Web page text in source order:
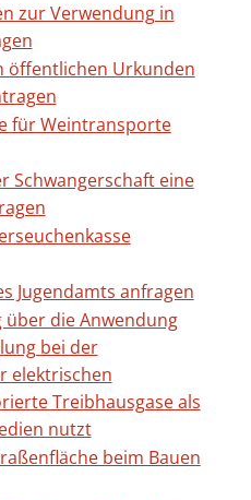
zur Verwendung in
öffentlichen Urkunden
für Weintransporte
Schwangerschaft eine
Jugendamts anfragen
die Anwendung
bei der
elektrischen
Treibhausgase als
nutzt
beim Bauen